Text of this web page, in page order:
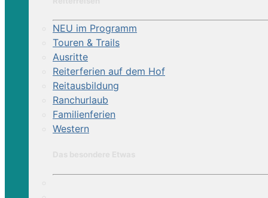
NEU im Programm
Touren & Trails
Ausritte
Reiterferien auf dem Hof
Reitausbildung
Ranchurlaub
Familienferien
Western